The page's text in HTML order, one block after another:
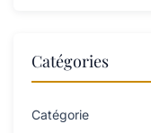
Catégories
Catégorie